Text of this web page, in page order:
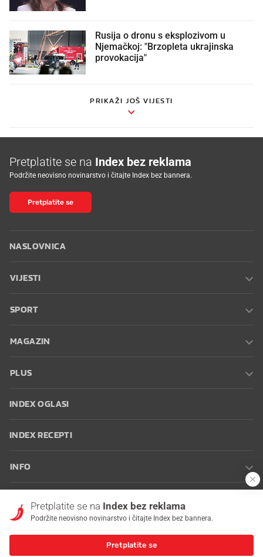
Rusija o dronu s eksplozivom u
Njemačkoj: "Brzopleta ukrajinska
provokacija"
PRIKAŽI JOŠ VIJESTI
Pretplatite se na Index bez reklama
Podržite neovisno novinarstvo i čitajte Index bez bannera.
Pretplatite se
NASLOVNICA
VIJESTI
SPORT
MAGAZIN
PLUS
INDEX OGLASI
INDEX RECEPTI
INFO
korištenja
Postavke kolačića
Pretplatite se na Index bez reklama
Podržite neovisno novinarstvo i čitajte Index bez bannera.
Pretplatite se